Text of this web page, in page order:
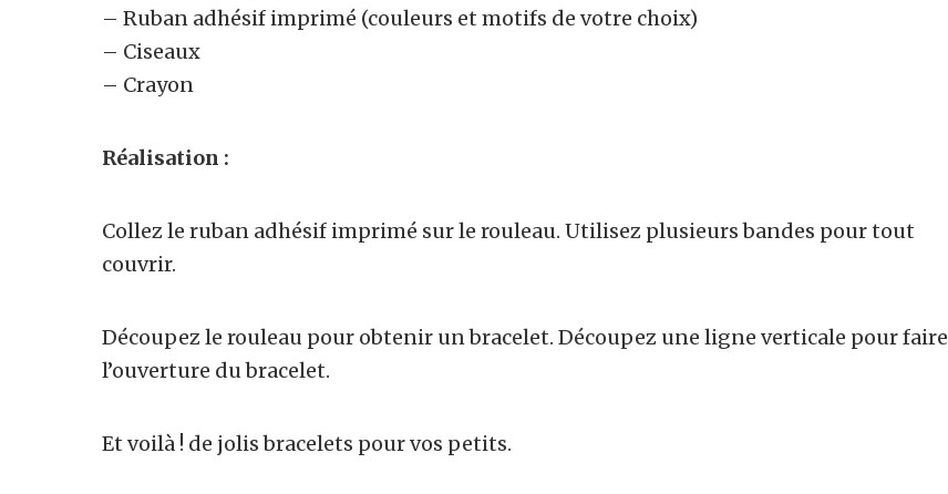
– Ruban adhésif imprimé (couleurs et motifs de votre choix)
– Ciseaux
– Crayon
Réalisation :
Collez le ruban adhésif imprimé sur le rouleau. Utilisez plusieurs bandes pour tout
couvrir.
Découpez le rouleau pour obtenir un bracelet. Découpez une ligne verticale pour faire
l’ouverture du bracelet.
Et voilà ! de jolis bracelets pour vos petits.